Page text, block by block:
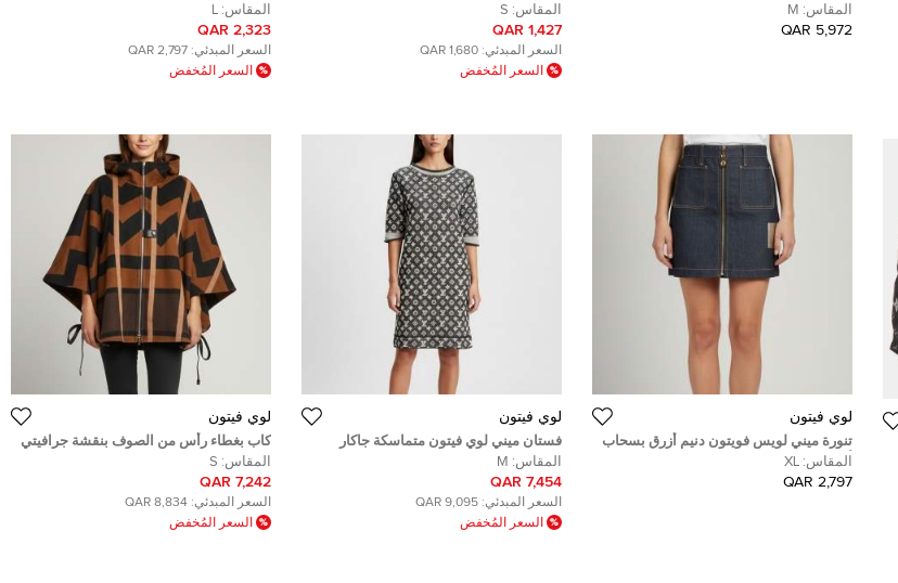
بسحّاب مقاس متوسط
المقاس: M
5,972 QAR
شعار أسود مقاس صغير
المقاس: S
1,427 QAR
السعر المبدئي: 1,680 QAR
السعر المُخفض
أبيض مقاس كبير
المقاس: L
2,323 QAR
السعر المبدئي: 2,797 QAR
السعر المُخفض
لوي فيتون
تنورة ميني لويس فويتون دنيم أزرق بسحاب
أمامي بحجم كبير جدًا
المقاس: XL
2,797 QAR
لوي فيتون
فستان ميني لوي فيتون متماسكة جاكار
رمادي مونوغرامي مقاس متوسط مي -
ميديوم
المقاس: M
7,454 QAR
السعر المبدئي: 9,095 QAR
السعر المُخفض
لوي فيتون
كاب بغطاء رأس من الصوف بنقشة جرافيتي
هندسي بني من لويس فيتون مقاس صغير
(سمول)
المقاس: S
7,242 QAR
السعر المبدئي: 8,834 QAR
السعر المُخفض